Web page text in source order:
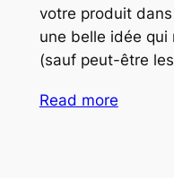
votre produit
une belle idée
(sauf peut-être
Read more